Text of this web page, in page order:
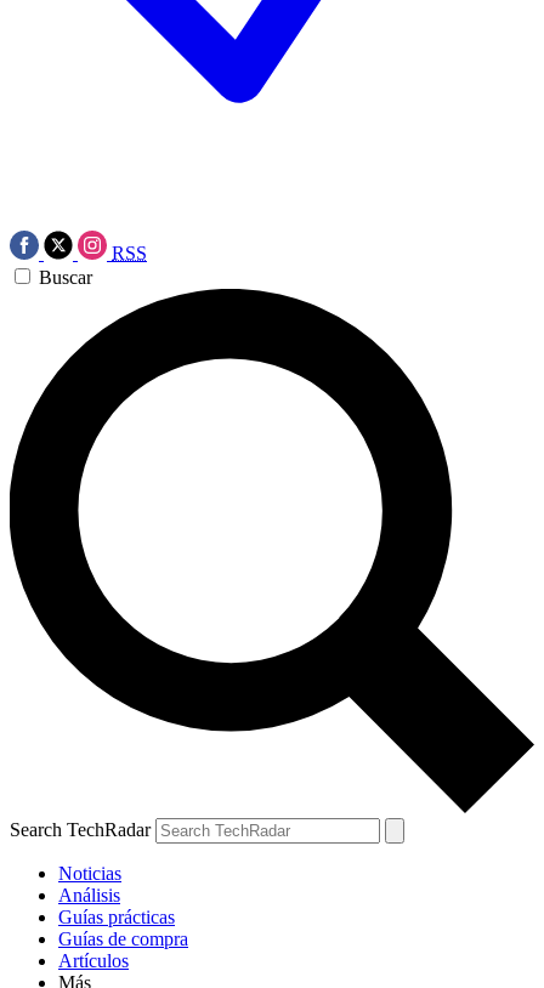
RSS
Buscar
Search TechRadar
Noticias
Análisis
Guías prácticas
Guías de compra
Artículos
Más